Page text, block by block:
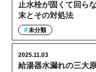
止水栓が固くて回ら
末とその対処法
未分類
給湯器水漏れの三大
2025.11.03